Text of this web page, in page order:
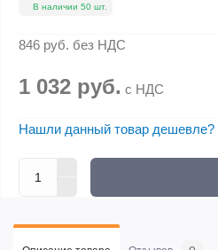
В наличии 50 шт.
846 руб. без НДС
1 032 руб. с НДС
Нашли данный товар дешевле?